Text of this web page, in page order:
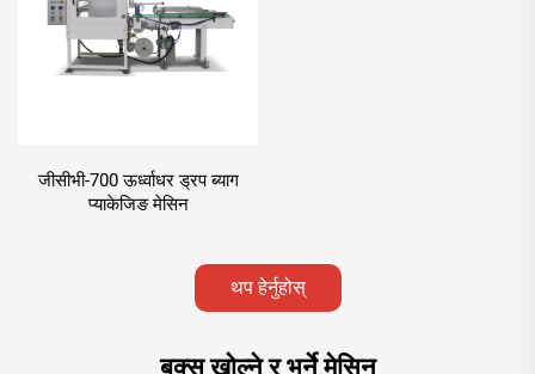
जीसीभी-700 ऊर्ध्वाधर ड्रप ब्याग
प्याकेजिङ मेसिन
थप हेर्नुहोस्
बक्स खोल्ने र भर्ने मेसिन